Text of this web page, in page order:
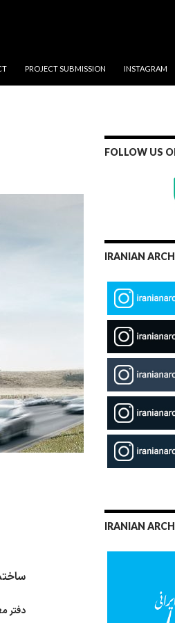
PROJECT SUBMISSION INSTAGRAM
دفتر
FOLLOW US
IRANIAN
IRANIAN